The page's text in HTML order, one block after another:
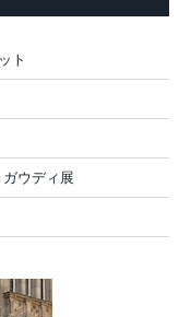
ト
ウディ展